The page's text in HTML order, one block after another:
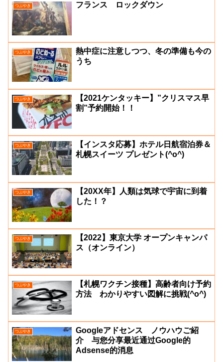
つぶやき フランス ロックダウン
つぶやき
熱中症に注意しつつ、冬の準備も今の
うち
つぶやき
【2021ケンタッキー】”クリスマス早
割”予約開始！！
つぶやき
【インスタ応募】ホテル日航宿泊券＆
札幌スイーツ プレゼント(^o^)
つぶやき
【20XX年】人類は気球で宇宙に到着
した！？
つぶやき
【2022】東京大学 オープンキャンパ
ス（オンライン）
つぶやき
【札幌ワクチン接種】高齢者向け予約
方法 わかりやすい図解に挑戦(^o^)
つぶやき
Googleアドセンス ノウハウご紹
介 与您分享最近通过Google的
Adsense的消息